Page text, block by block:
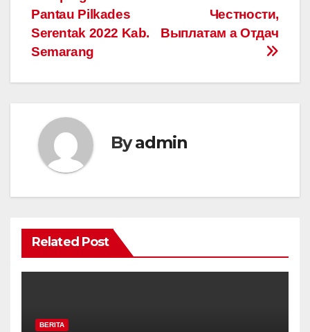
Чecтнocти,
Выплaтaм а Oтдaч
Pantau Pilkades
Serentak 2022 Kab.
Semarang
Byadmin
Related Post
BERITA